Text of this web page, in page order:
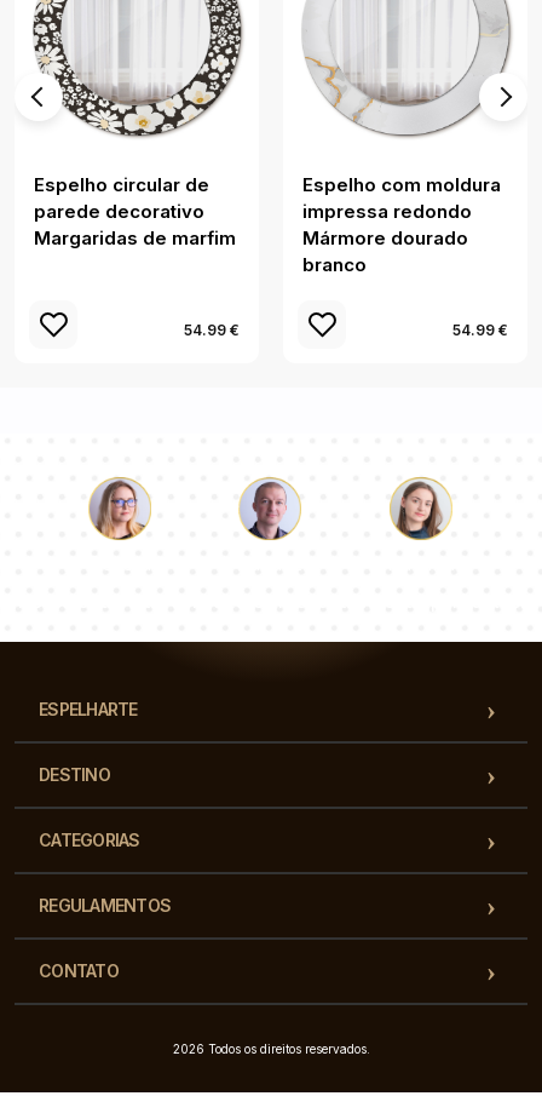
Espelho circular de
parede decorativo
Margaridas de marfim
54.99 €
Espelho com moldura
impressa redondo
Mármore dourado
branco
54.99 €
ESPELHARTE
DESTINO
CATEGORIAS
REGULAMENTOS
CONTATO
2026 Todos os direitos reservados.